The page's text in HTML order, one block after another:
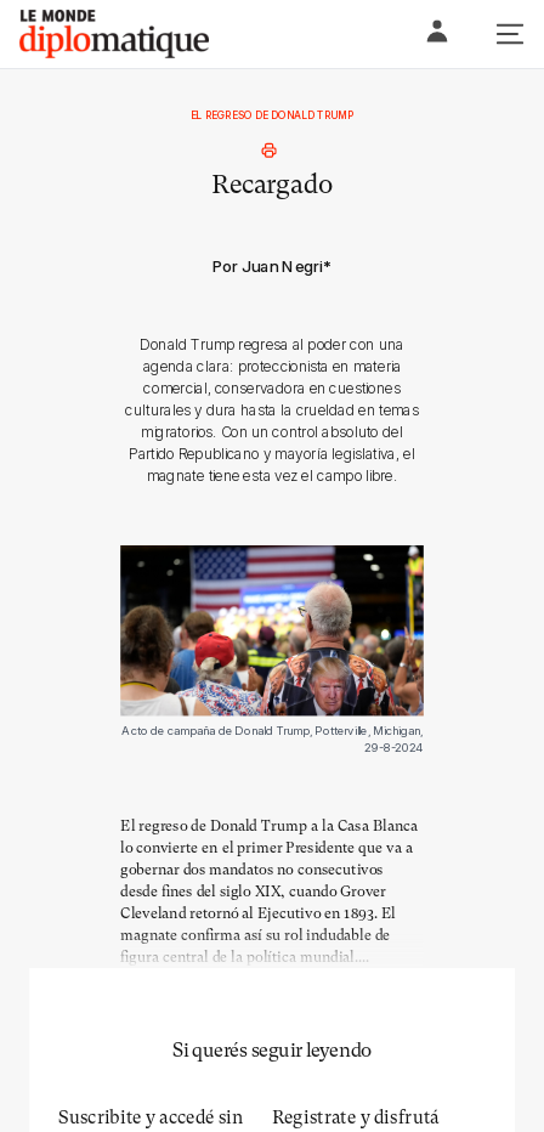
Skip
content
Le monde diplomatique
EL REGRESO DE DONALD TRUMP
Recargado
Por Juan Negri*
Donald Trump regresa al poder con una
agenda clara: proteccionista en materia
comercial, conservadora en cuestiones
culturales y dura hasta la crueldad en temas
migratorios. Con un control absoluto del
Partido Republicano y mayoría legislativa, el
magnate tiene esta vez el campo libre.
Acto de campaña de Donald Trump, Potterville, Michigan,
29-8-2024
El regreso de Donald Trump a la Casa Blanca
lo convierte en el primer Presidente que va a
gobernar dos mandatos no consecutivos
desde fines del siglo XIX, cuando Grover
Cleveland retornó al Ejecutivo en 1893. El
magnate confirma así su rol indudable de
figura central de la política mundial....
Si querés seguir leyendo
Suscribite y accedé sin Registrate y disfrutá